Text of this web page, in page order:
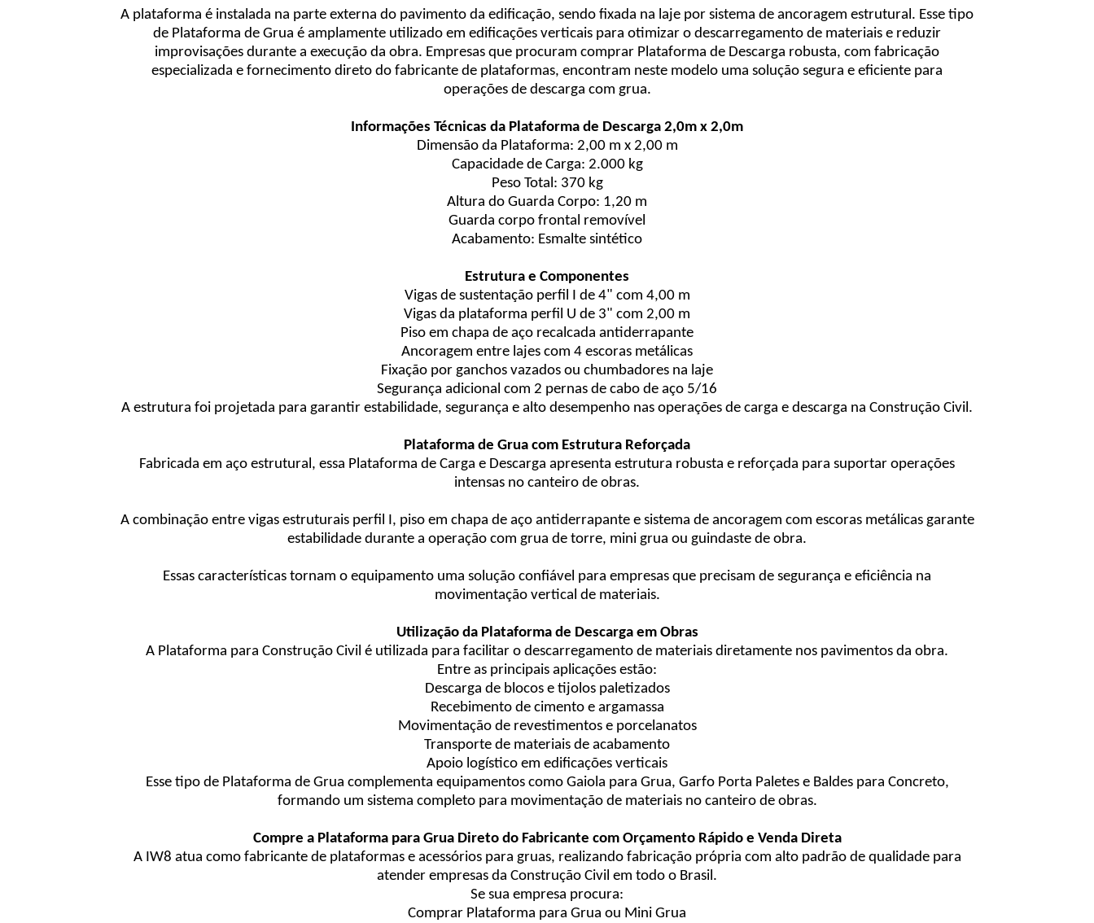
A plataforma é instalada na parte externa do pavimento da edificação, sendo fixada na laje por sistema de ancoragem estrutural. Esse tipo
de Plataforma de Grua é amplamente utilizado em edificações verticais para otimizar o descarregamento de materiais e reduzir
improvisações durante a execução da obra. Empresas que procuram comprar Plataforma de Descarga robusta, com fabricação
especializada e fornecimento direto do fabricante de plataformas, encontram neste modelo uma solução segura e eficiente para
operações de descarga com grua.
Informações Técnicas da Plataforma de Descarga 2,0m x 2,0m
Dimensão da Plataforma: 2,00 m x 2,00 m
Capacidade de Carga: 2.000 kg
Peso Total: 370 kg
Altura do Guarda Corpo: 1,20 m
Guarda corpo frontal removível
Acabamento: Esmalte sintético
Estrutura e Componentes
Vigas de sustentação perfil I de 4" com 4,00 m
Vigas da plataforma perfil U de 3" com 2,00 m
Piso em chapa de aço recalcada antiderrapante
Ancoragem entre lajes com 4 escoras metálicas
Fixação por ganchos vazados ou chumbadores na laje
Segurança adicional com 2 pernas de cabo de aço 5/16
A estrutura foi projetada para garantir estabilidade, segurança e alto desempenho nas operações de carga e descarga na Construção Civil.
Plataforma de Grua com Estrutura Reforçada
Fabricada em aço estrutural, essa Plataforma de Carga e Descarga apresenta estrutura robusta e reforçada para suportar operações
intensas no canteiro de obras.
A combinação entre vigas estruturais perfil I, piso em chapa de aço antiderrapante e sistema de ancoragem com escoras metálicas garante
estabilidade durante a operação com grua de torre, mini grua ou guindaste de obra.
Essas características tornam o equipamento uma solução confiável para empresas que precisam de segurança e eficiência na
movimentação vertical de materiais.
Utilização da Plataforma de Descarga em Obras
A Plataforma para Construção Civil é utilizada para facilitar o descarregamento de materiais diretamente nos pavimentos da obra.
Entre as principais aplicações estão:
Descarga de blocos e tijolos paletizados
Recebimento de cimento e argamassa
Movimentação de revestimentos e porcelanatos
Transporte de materiais de acabamento
Apoio logístico em edificações verticais
Esse tipo de Plataforma de Grua complementa equipamentos como Gaiola para Grua, Garfo Porta Paletes e Baldes para Concreto,
formando um sistema completo para movimentação de materiais no canteiro de obras.
Compre a Plataforma para Grua Direto do Fabricante com Orçamento Rápido e Venda Direta
A IW8 atua como fabricante de plataformas e acessórios para gruas, realizando fabricação própria com alto padrão de qualidade para
atender empresas da Construção Civil em todo o Brasil.
Se sua empresa procura:
Comprar Plataforma para Grua ou Mini Grua